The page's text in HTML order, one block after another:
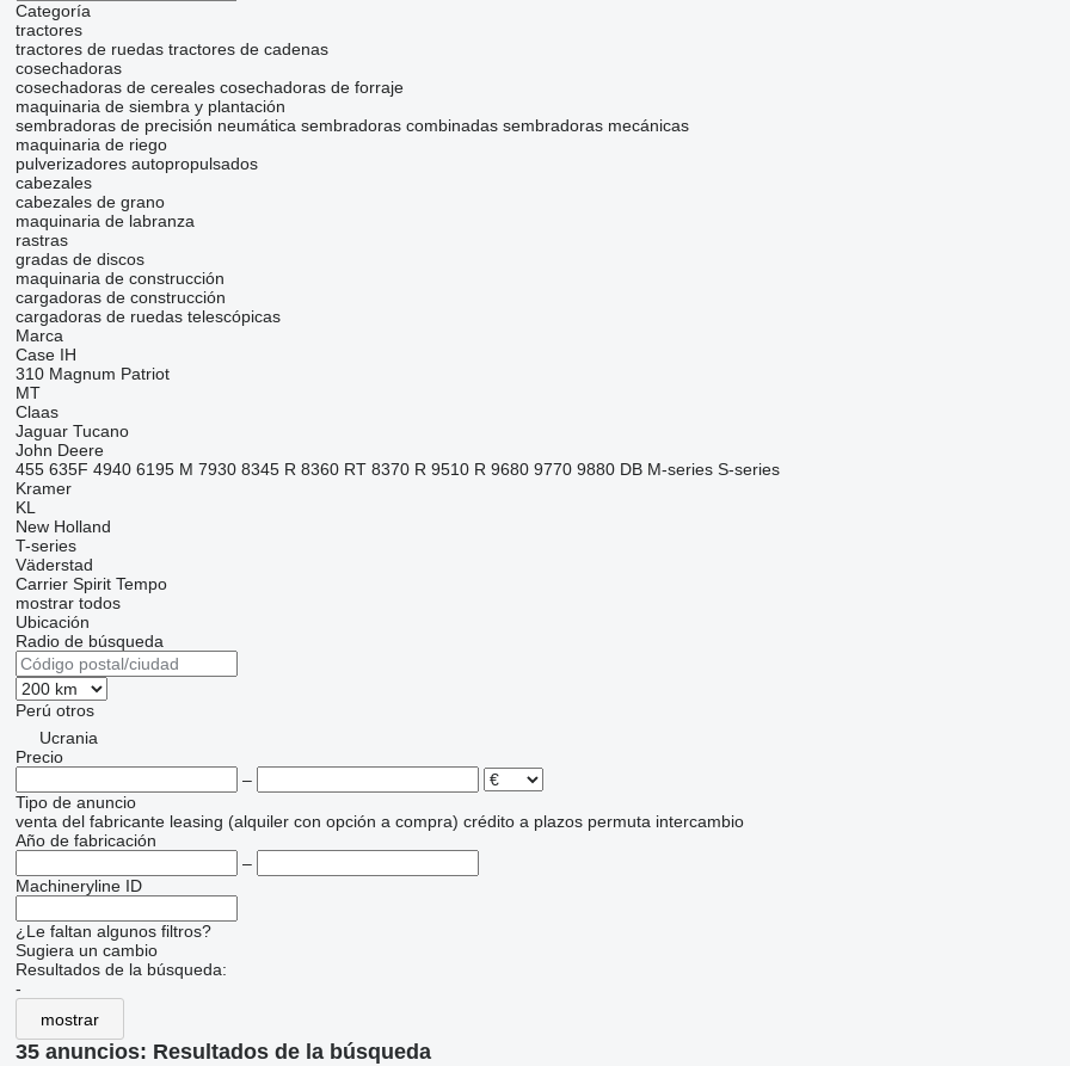
Categoría
tractores
tractores de ruedas tractores de cadenas
cosechadoras
cosechadoras de cereales cosechadoras de forraje
maquinaria de siembra y plantación
sembradoras de precisión neumática sembradoras combinadas sembradoras mecánicas
maquinaria de riego
pulverizadores autopropulsados
cabezales
cabezales de grano
maquinaria de labranza
rastras
gradas de discos
maquinaria de construcción
cargadoras de construcción
cargadoras de ruedas telescópicas
Marca
Case IH
310 Magnum Patriot
MT
Claas
Jaguar Tucano
John Deere
455 635F 4940 6195 M 7930 8345 R 8360 RT 8370 R 9510 R 9680 9770 9880 DB M-series S-series
Kramer
KL
New Holland
T-series
Väderstad
Carrier Spirit Tempo
mostrar todos
Ubicación
Radio de búsqueda
Perú otros
Ucrania
Precio
–
Tipo de anuncio
venta del fabricante leasing (alquiler con opción a compra) crédito a plazos permuta intercambio
Año de fabricación
–
Machineryline ID
¿Le faltan algunos filtros?
Sugiera un cambio
Resultados de la búsqueda:
-
mostrar
35 anuncios: Resultados de la búsqueda